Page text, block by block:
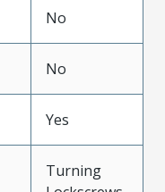
No
No
Yes
Turning